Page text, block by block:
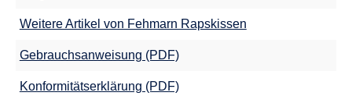
Weitere Artikel von Fehmarn Rapskissen
Gebrauchsanweisung (PDF)
Konformitätserklärung (PDF)